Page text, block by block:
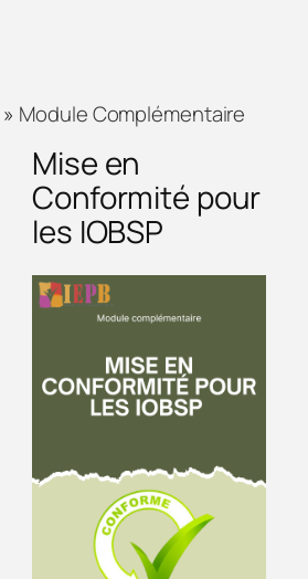
Module Complémentaire
Mise en
Conformité pour
les IOBSP